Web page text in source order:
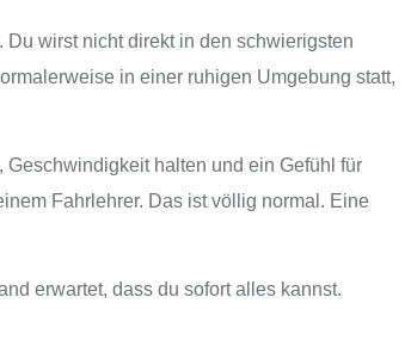
wirst nicht direkt in den schwierigsten
in einer ruhigen Umgebung statt,
halten und ein Gefühl für
Fahrlehrer. Das ist völlig normal. Eine
erwartet, dass du sofort alles kannst.